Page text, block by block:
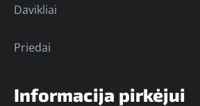
Davikliai
Priedai
Informacija pirkėjui